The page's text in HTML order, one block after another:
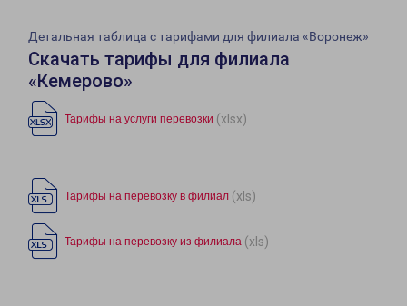
Детальная таблица с тарифами для филиала «Воронеж»
Скачать тарифы для филиала
«Кемерово»
Тарифы на услуги перевозки (xlsx)
Тарифы на перевозку в филиал (xls)
Тарифы на перевозку из филиала (xls)